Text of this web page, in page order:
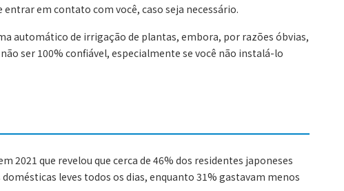
em contato com você, caso seja necessário.
automático de irrigação de plantas, embora, por razões óbvias,
ser 100% confiável, especialmente se você não instalá-lo
2021 que revelou que cerca de 46% dos residentes japoneses
leves todos os dias, enquanto 31% gastavam menos